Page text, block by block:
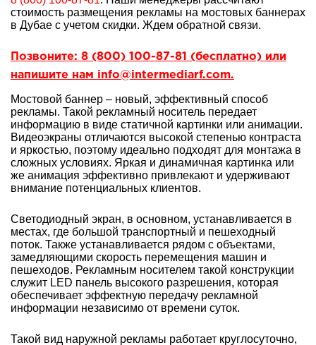
стоимость размещения рекламы на мостовых баннерах
в Дубае с учетом скидки. Ждем обратной связи.
Позвоните: 8 (800) 100-87-81 (бесплатно) или
напишите нам info@intermediarf.com.
Мостовой баннер – новый, эффективный способ
рекламы. Такой рекламный носитель передает
информацию в виде статичной картинки или анимации.
Видеоэкраны отличаются высокой степенью контраста
и яркостью, поэтому идеально подходят для монтажа в
сложных условиях. Яркая и динамичная картинка или
же анимация эффективно привлекают и удерживают
внимание потенциальных клиентов.
Светодиодный экран, в основном, устанавливается в
местах, где большой транспортный и пешеходный
поток. Также устанавливается рядом с объектами,
замедляющими скорость перемещения машин и
пешеходов. Рекламным носителем такой конструкции
служит LED панель высокого разрешения, которая
обеспечивает эффектную передачу рекламной
информации независимо от времени суток.
Такой вид наружной рекламы работает круглосуточно,